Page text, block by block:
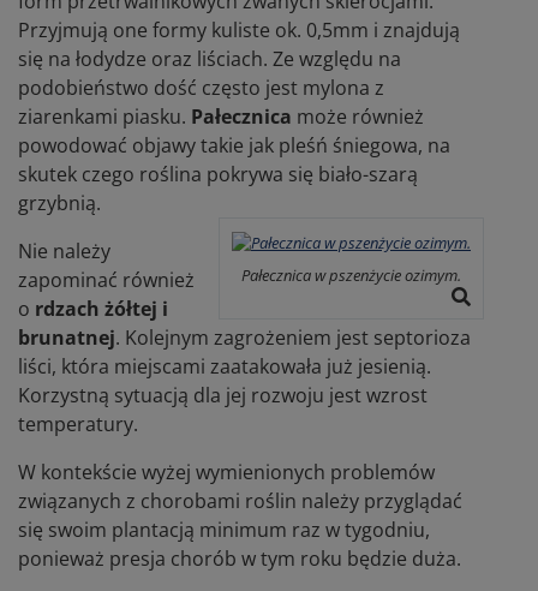
Przyjmują one formy kuliste ok. 0,5mm i znajdują
się na łodydze oraz liściach. Ze względu na
podobieństwo dość często jest mylona z
ziarenkami piasku. Pałecznica może również
powodować objawy takie jak pleśń śniegowa, na
skutek czego roślina pokrywa się biało-szarą
grzybnią.
Pałecznica w pszenżycie ozimym.
Nie należy
zapominać również
o rdzach żółtej i
brunatnej. Kolejnym zagrożeniem jest septorioza
liści, która miejscami zaatakowała już jesienią.
Korzystną sytuacją dla jej rozwoju jest wzrost
temperatury.
W kontekście wyżej wymienionych problemów
związanych z chorobami roślin należy przyglądać
się swoim plantacją minimum raz w tygodniu,
ponieważ presja chorób w tym roku będzie duża.